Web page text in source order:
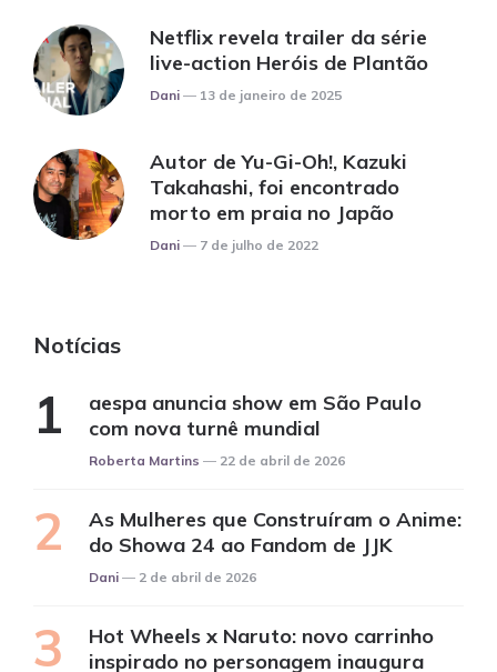
Netflix revela trailer da série
live-action Heróis de Plantão
Posted
Dani 13 de janeiro de 2025
Autor de Yu-Gi-Oh!, Kazuki
Takahashi, foi encontrado
morto em praia no Japão
Posted
Dani 7 de julho de 2022
Notícias
aespa anuncia show em São Paulo
com nova turnê mundial
Posted
Roberta Martins 22 de abril de 2026
As Mulheres que Construíram o Anime:
do Showa 24 ao Fandom de JJK
Posted
Dani 2 de abril de 2026
Hot Wheels x Naruto: novo carrinho
inspirado no personagem inaugura